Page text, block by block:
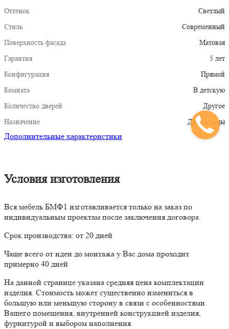
Оттенок
Светлый
Стиль
Современный
Поверхность фасада
Матовая
Гарантия
5 лет
Конфигурация
Прямой
Комната
В детскую
Количество дверей
Другое
Назначение
Для одежды
Дополнительные характеристики
Условия изготовления
Вся мебель БМФ1 изготавливается только на заказ по
индивидуальным проектам после заключения договора.
Срок производства: от 20 дней
Чаще всего от идеи до монтажа у Вас дома проходит
примерно 40 дней
На данной странице указана средняя цена комплектации
изделия. Стоимость может существенно измениться в
большую или меньшую сторону в связи с особенностями
Вашего помещения, внутренней конструкцией изделия,
фурнитурой и выбором наполнения.